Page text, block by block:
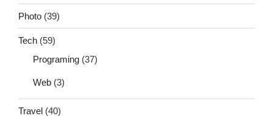
Photo (39)
Tech (59)
Programing (37)
Web (3)
Travel (40)